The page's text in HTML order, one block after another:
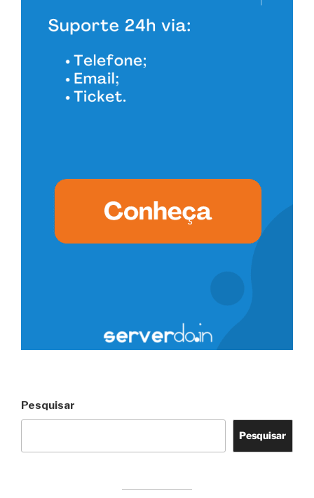
Pesquisar
Pesquisar